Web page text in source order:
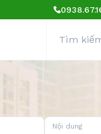
Nội dung